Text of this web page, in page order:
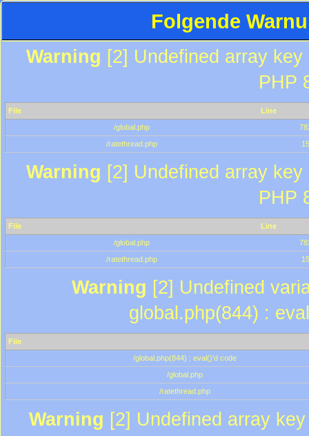
Folgende
Warning [2] Undefined array
PHP
File
Line
/global.php
/ratethread.php
15
Warning [2] Undefined array
PHP
File
Line
/global.php
/ratethread.php
15
Warning [2] Undefined
global.php(844) :
File
/global.php(844) : eval()'d code
/global.php
/ratethread.php
Warning [2] Undefined array